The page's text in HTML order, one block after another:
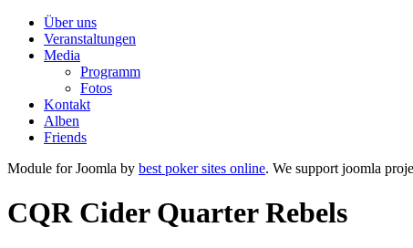
Über uns
Veranstaltungen
Media
Programm
Fotos
Kontakt
Alben
Friends
Module for Joomla by best poker sites online. We support joomla
CQR Cider Quarter Rebels